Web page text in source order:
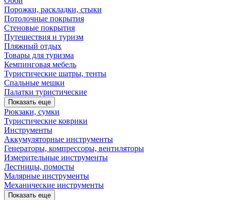
Порожки, раскладки, стыки
Потолочные покрытия
Стеновые покрытия
Путешествия и туризм
Пляжный отдых
Товары для туризма
Кемпинговая мебель
Туристические шатры, тенты
Спальные мешки
Палатки туристические
Показать еще
Рюкзаки, сумки
Туристические коврики
Инструменты
Аккумуляторные инструменты
Генераторы, компрессоры, вентиляторы
Измерительные инструменты
Лестницы, помосты
Малярные инструменты
Механические инструменты
Показать еще